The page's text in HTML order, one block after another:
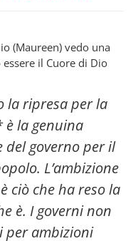
(Maureen) vedo una
il Cuore di Dio
la ripresa per la
è la genuina
del governo per il
L’ambizione
ciò che ha reso la
è. I governi non
per ambizioni